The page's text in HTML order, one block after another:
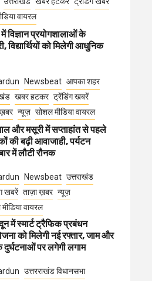
वायरल
विज्ञान प्रयोगशालाओं के
को मिलेगी आधुनिक
Newsbeat आपका शहर
खबर हटकर ट्रेंडिंग खबरें
न्यूज़ सोशल मीडिया वायरल
और मसूरी में सप्ताहांत से पहले
की बढ़ी आवाजाही, पर्यटन
में लौटी रौनक
Newsbeat उत्तराखंड
खबरें ताज़ा ख़बर न्यूज़
वायरल
में स्मार्ट ट्रैफिक प्रबंधन
को मिलेगी नई रफ्तार, जाम और
पर लगेगी लगाम
उत्तरराखंड विधानसभा